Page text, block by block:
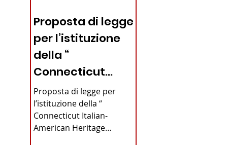
Proposta di legge
per l’istituzione
della “
Connecticut
Italian-American
Heritage
Commission”
Proposta di legge per
l’istituzione della “
Connecticut Italian-
American Heritage